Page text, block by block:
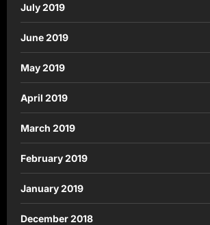
July 2019
June 2019
May 2019
April 2019
March 2019
February 2019
January 2019
December 2018